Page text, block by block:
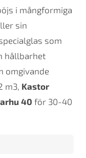
i mångformiga
sin
som
hållbarhet
omgivande
m3, Kastor
40 för 30-40